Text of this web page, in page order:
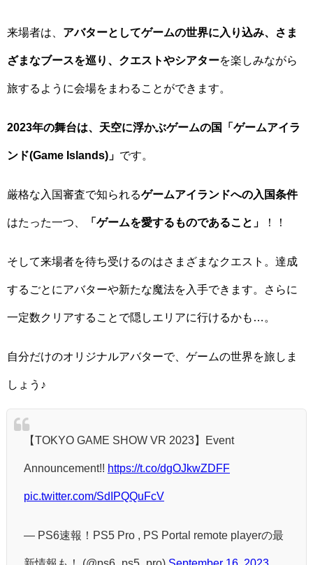
来場者は、 アバターとしてゲームの世界に入り込み、さま
ざまなブースを巡り、クエストやシアターを楽しみながら
旅するように会場をまわることができます。
2023年の舞台は、天空に浮かぶゲームの国「ゲームアイラ
ンド(Game Islands)」 です。
厳格な入国審査で知られるゲームアイランドへの入国条件
はたった一つ、 「ゲームを愛するものであること」 ！！
そして来場者を待ち受けるのはさまざまなクエスト。達成
するごとにアバターや新たな魔法を入手できます。さらに
一定数クリアすることで隠しエリアに行けるかも…。
自分だけのオリジナルアバターで、ゲームの世界を旅しま
しょう♪
【TOKYO GAME SHOW VR 2023】Event
Announcement!! https://t.co/dgOJkwZDFF
pic.twitter.com/SdIPQQuFcV
— PS6速報！PS5 Pro , PS Portal remote playerの最
新情報も！ (@ps6_ps5_pro) September 16, 2023